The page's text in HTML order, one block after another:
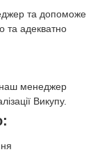
та допоможе
та адекватно
менеджер
Викупу.